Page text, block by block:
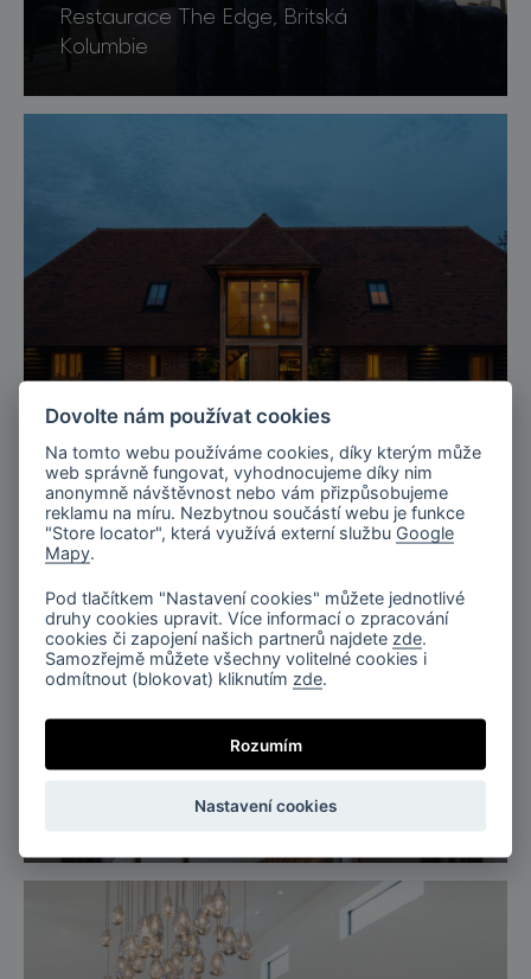
Restaurace The Edge, Britská
Kolumbie
Kent, UK
Privátní rezidence v Kentu, UK
Singapur
Byt v tónech hnědé
Dovolte nám používat cookies
Na tomto webu používáme cookies, díky kterým může
web správně fungovat, vyhodnocujeme díky nim
anonymně návštěvnost nebo vám přizpůsobujeme
reklamu na míru. Nezbytnou součástí webu je funkce
"Store locator", která využívá externí službu Google
Mapy.
Pod tlačítkem "Nastavení cookies" můžete jednotlivé
druhy cookies upravit. Více informací o zpracování
cookies či zapojení našich partnerů najdete zde.
Samozřejmě můžete všechny volitelné cookies i
odmítnout (blokovat) kliknutím zde.
Rozumím
Nastavení cookies